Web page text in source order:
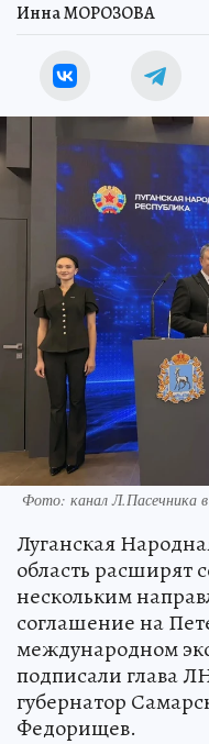
Инна МОРОЗОВА
Фото: канал Л.Пасечника
Луганская
область расширят
нескольким
соглашение на
международном
подписали глава
губернатор
Федорищев.